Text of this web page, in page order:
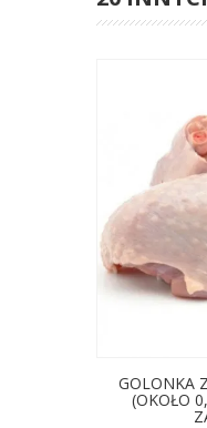
GOLONKA
(OKOŁO